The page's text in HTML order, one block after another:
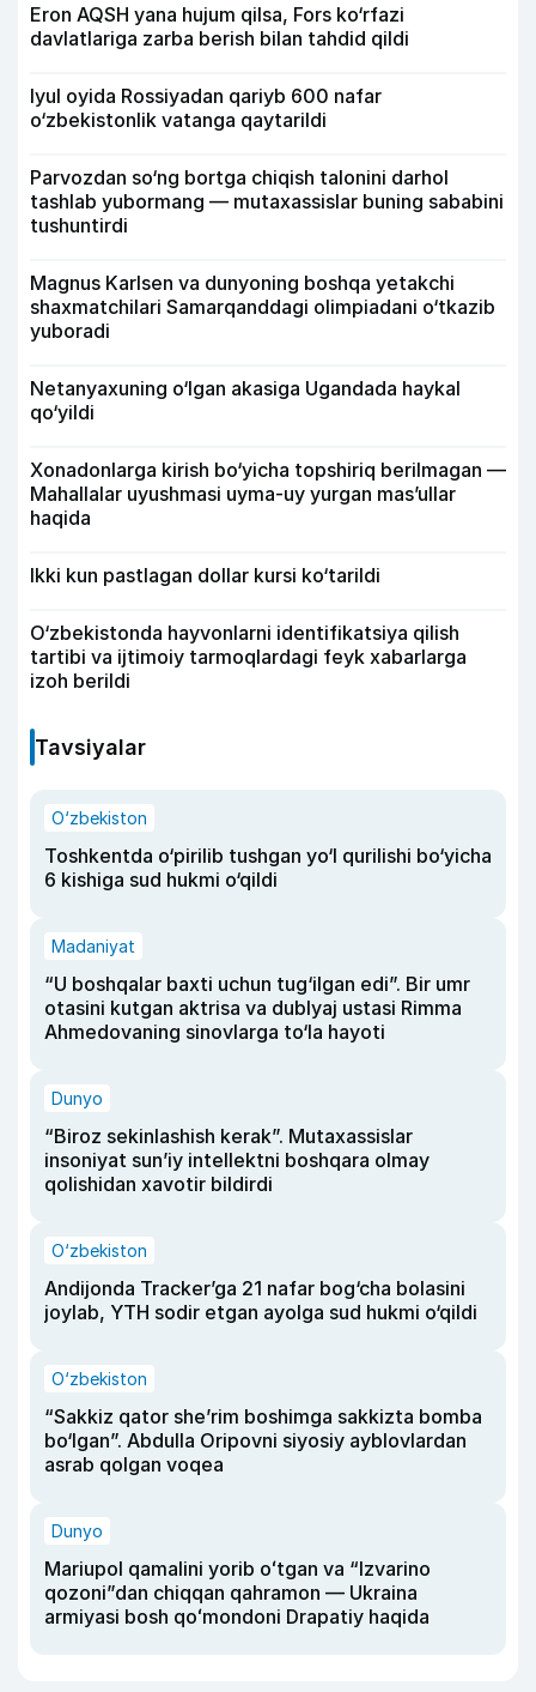
Eron AQSH yana hujum qilsa, Fors ko‘rfazi
davlatlariga zarba berish bilan tahdid qildi
Iyul oyida Rossiyadan qariyb 600 nafar
o‘zbekistonlik vatanga qaytarildi
Parvozdan so‘ng bortga chiqish talonini darhol
tashlab yubormang — mutaxassislar buning sababini
tushuntirdi
Magnus Karlsen va dunyoning boshqa yetakchi
shaxmatchilari Samarqanddagi olimpiadani o‘tkazib
yuboradi
Netanyaxuning o‘lgan akasiga Ugandada haykal
qo‘yildi
Xonadonlarga kirish bo‘yicha topshiriq berilmagan —
Mahallalar uyushmasi uyma-uy yurgan mas’ullar
haqida
Ikki kun pastlagan dollar kursi ko‘tarildi
O‘zbekistonda hayvonlarni identifikatsiya qilish
tartibi va ijtimoiy tarmoqlardagi feyk xabarlarga
izoh berildi
Tavsiyalar
O‘zbekiston
Toshkentda o‘pirilib tushgan yo‘l qurilishi bo‘yicha
6 kishiga sud hukmi o‘qildi
Madaniyat
“U boshqalar baxti uchun tug‘ilgan edi”. Bir umr
otasini kutgan aktrisa va dublyaj ustasi Rimma
Ahmedovaning sinovlarga to‘la hayoti
Dunyo
“Biroz sekinlashish kerak”. Mutaxassislar
insoniyat sun’iy intellektni boshqara olmay
qolishidan xavotir bildirdi
O‘zbekiston
Andijonda Tracker’ga 21 nafar bog‘cha bolasini
joylab, YTH sodir etgan ayolga sud hukmi o‘qildi
O‘zbekiston
“Sakkiz qator she’rim boshimga sakkizta bomba
bo‘lgan”. Abdulla Oripovni siyosiy ayblovlardan
asrab qolgan voqea
Dunyo
Mariupol qamalini yorib oʻtgan va “Izvarino
qozoni”dan chiqqan qahramon — Ukraina
armiyasi bosh qoʻmondoni Drapatiy haqida